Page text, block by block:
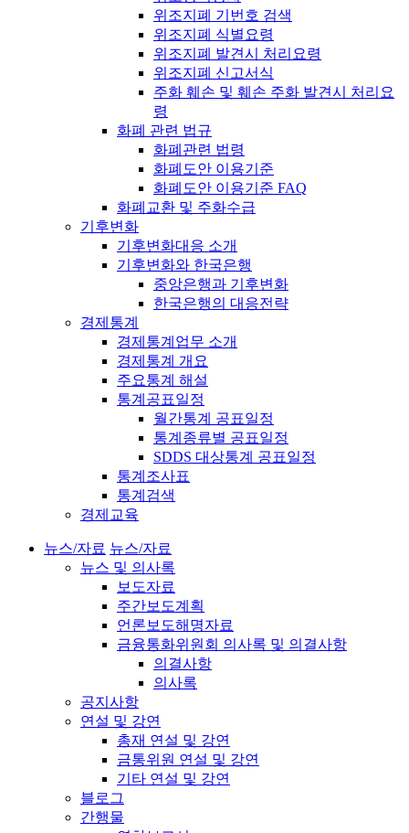
위조지폐 기번호 검색
위조지폐 식별요령
위조지폐 발견시 처리요령
위조지폐 신고서식
주화 훼손 및 훼손 주화 발견시 처리요
령
화폐 관련 법규
화폐관련 법령
화폐도안 이용기준
화폐도안 이용기준 FAQ
화폐교환 및 주화수급
기후변화
기후변화대응 소개
기후변화와 한국은행
중앙은행과 기후변화
한국은행의 대응전략
경제통계
경제통계업무 소개
경제통계 개요
주요통계 해설
통계공표일정
월간통계 공표일정
통계종류별 공표일정
SDDS 대상통계 공표일정
통계조사표
통계검색
경제교육
뉴스/자료 뉴스/자료
뉴스 및 의사록
보도자료
주간보도계획
언론보도해명자료
금융통화위원회 의사록 및 의결사항
의결사항
의사록
공지사항
연설 및 강연
총재 연설 및 강연
금통위원 연설 및 강연
기타 연설 및 강연
블로그
간행물